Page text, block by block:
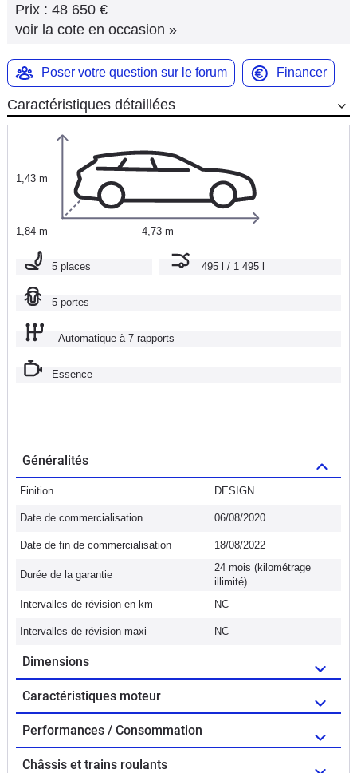
Prix : 48 650 €
voir la cote en occasion »
Poser votre question sur le forum Financer
Caractéristiques détaillées
1,43 m
1,84 m 4,73 m
5 places 495 l / 1 495 l
5 portes
Automatique à 7 rapports
Essence
Généralités
Finition DESIGN
Date de commercialisation 06/08/2020
Date de fin de commercialisation 18/08/2022
Durée de la garantie
24 mois (kilométrage
illimité)
Intervalles de révision en km
NC
Intervalles de révision maxi NC
Dimensions
Caractéristiques moteur
Performances / Consommation
Châssis et trains roulants